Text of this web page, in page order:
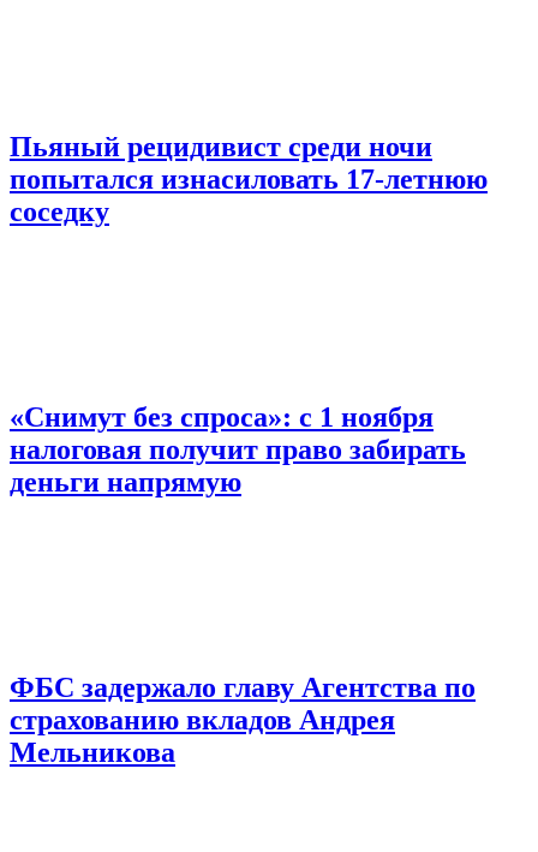
Пьяный рецидивист среди ночи
попытался изнасиловать 17-летнюю
соседку
«Снимут без спроса»: с 1 ноября
налоговая получит право забирать
деньги напрямую
ФБС задержало главу Агентства по
страхованию вкладов Андрея
Мельникова